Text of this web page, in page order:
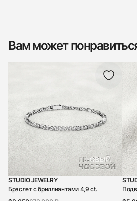
Вам может
STUDIO JEWELRY
Браслет с бриллиантами 4,9 ct.